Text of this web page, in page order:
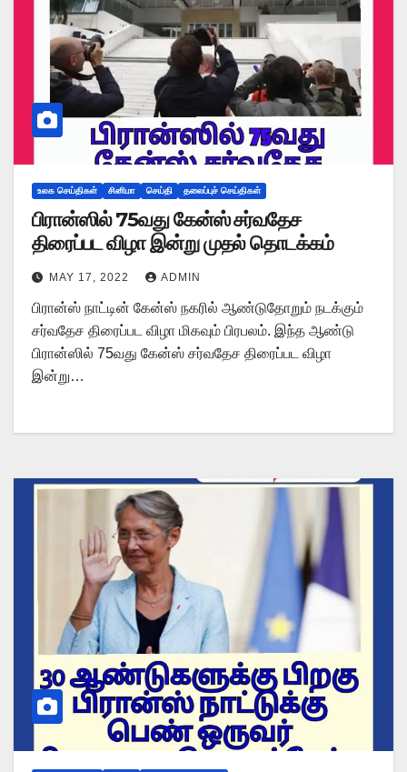
உலக செய்திகள் சினிமா செய்தி தலைப்புச் செய்திகள்
பிரான்ஸில் 75வது கேன்ஸ் சர்வதேச
திரைப்பட விழா இன்று முதல் தொடக்கம்
MAY 17, 2022 ADMIN
பிரான்ஸ் நாட்டின் கேன்ஸ் நகரில் ஆண்டுதோறும் நடக்கும்
சர்வதேச திரைப்பட விழா மிகவும் பிரபலம். இந்த ஆண்டு
பிரான்ஸில் 75வது கேன்ஸ் சர்வதேச திரைப்பட விழா
இன்று…